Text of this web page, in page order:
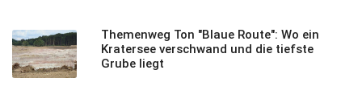
Themenweg Ton "Blaue Route": Wo ein
Kratersee verschwand und die tiefste
Grube liegt